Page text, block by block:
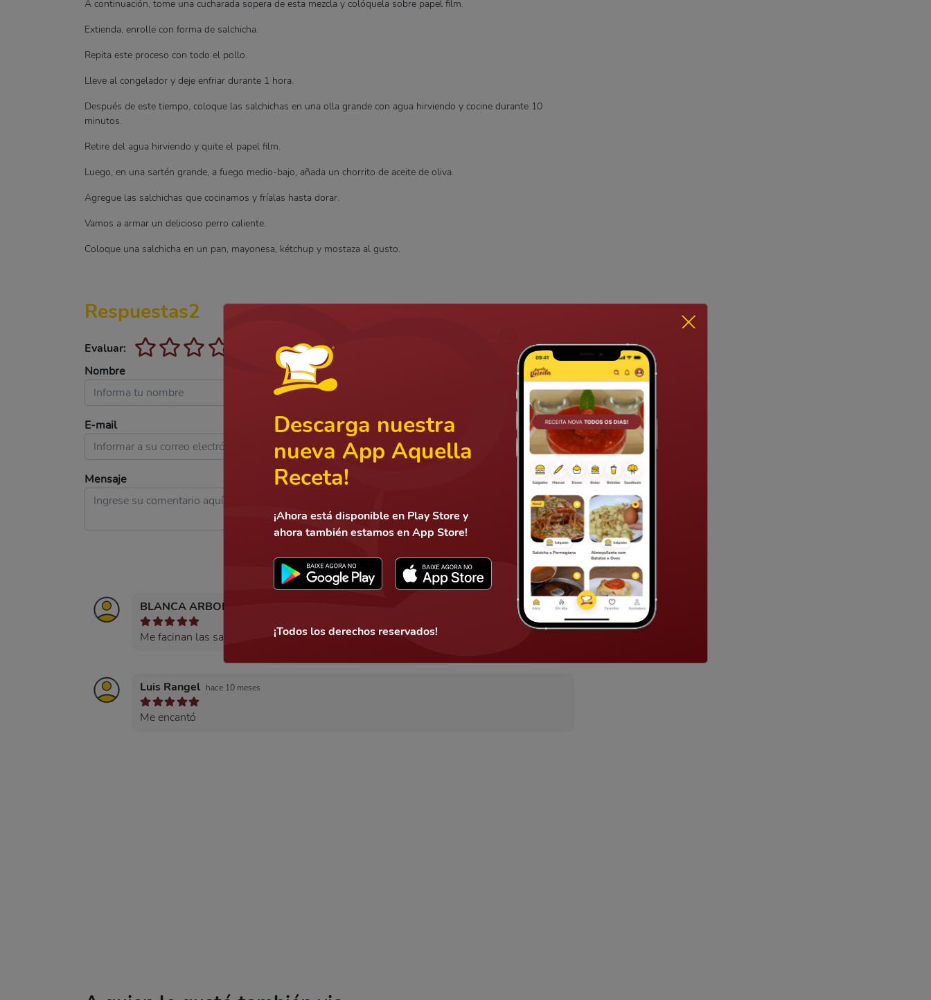
A continuación, tome una cucharada sopera de esta mezcla y colóquela sobre papel film.
Extienda, enrolle con forma de salchicha.
Repita este proceso con todo el pollo.
Lleve al congelador y deje enfriar durante 1 hora.
Después de este tiempo, coloque las salchichas en una olla grande con agua hirviendo y cocine durante 10
minutos.
Retire del agua hirviendo y quite el papel film.
Luego, en una sartén grande, a fuego medio-bajo, añada un chorrito de aceite de oliva.
Agregue las salchichas que cocinamos y fríalas hasta dorar.
Vamos a armar un delicioso perro caliente.
Coloque una salchicha en un pan, mayonesa, kétchup y mostaza al gusto.
Respuestas2
Evaluar:
Nombre
E-mail
Mensaje
Mandar
BLANCA ARBOLEDA
Me facinan las salchichas.
Luis Rangel hace 10 meses
Me encantó
Descarga nuestra
nueva App Aquella
Receta!
¡Ahora está disponible en Play Store y
ahora también estamos en App Store!
¡Todos los derechos reservados!